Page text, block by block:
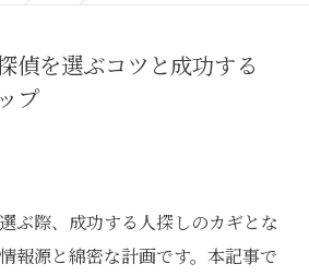
偵を選ぶコツと成功する
プ
ぶ際、成功する人探しのカギとな
報源と綿密な計画です。本記事で